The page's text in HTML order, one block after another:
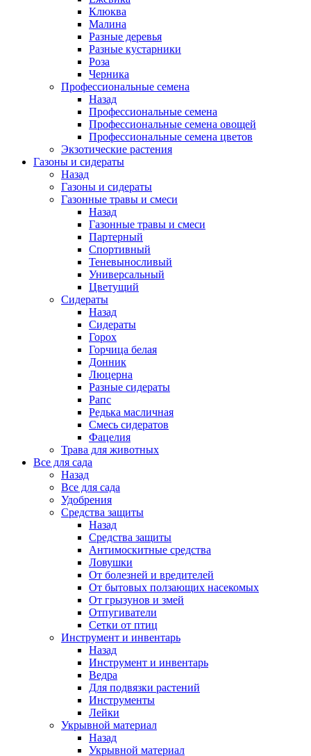
Клюква
Малина
Разные деревья
Разные кустарники
Роза
Черника
Профессиональные семена
Назад
Профессиональные семена
Профессиональные семена овощей
Профессиональные семена цветов
Экзотические растения
Газоны и сидераты
Назад
Газоны и сидераты
Газонные травы и смеси
Назад
Газонные травы и смеси
Партерный
Спортивный
Теневыносливый
Универсальный
Цветущий
Сидераты
Назад
Сидераты
Горох
Горчица белая
Донник
Люцерна
Разные сидераты
Рапс
Редька масличная
Смесь сидератов
Фацелия
Трава для животных
Все для сада
Назад
Все для сада
Удобрения
Средства защиты
Назад
Средства защиты
Антимоскитные средства
Ловушки
От болезней и вредителей
От бытовых ползающих насекомых
От грызунов и змей
Отпугиватели
Сетки от птиц
Инструмент и инвентарь
Назад
Инструмент и инвентарь
Ведра
Для подвязки растений
Инструменты
Лейки
Укрывной материал
Назад
Укрывной материал